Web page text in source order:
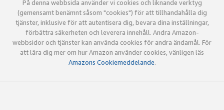
På denna webbsida använder vi cookies och liknande verktyg
(gemensamt benämnt såsom "cookies") för att tillhandahålla dig
tjänster, inklusive för att autentisera dig, bevara dina inställningar,
förbättra säkerheten och leverera innehåll. Andra Amazon-
webbsidor och tjänster kan använda cookies för andra ändamål. För
att lära dig mer om hur Amazon använder cookies, vänligen läs
Amazons Cookiemeddelande.